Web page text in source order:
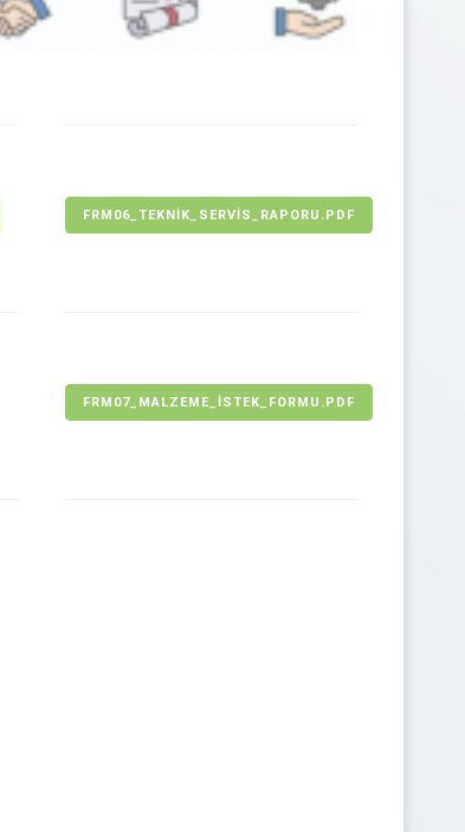
FRM06_TEKNIK_SERVIS_RAPORU.PDF
FRM07_MALZEME_ISTEK_FORMU.PDF